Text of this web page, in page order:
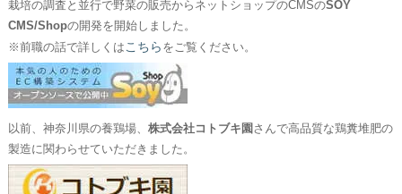
栽培の調査と並行で野菜の販売からネットショップのCMSのSOY
CMS/Shopの開発を開始しました。
※前職の話で詳しくは こちら をご覧ください。
以前、神奈川県の養鶏場、 株式会社コトブキ園 さんで高品質な鶏糞堆肥の
製造に関わらせていただきました。